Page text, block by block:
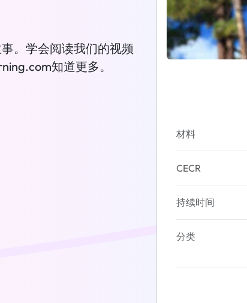
。学会阅读我们的视频
知道更多。
材料
CECR
持续时间
分类